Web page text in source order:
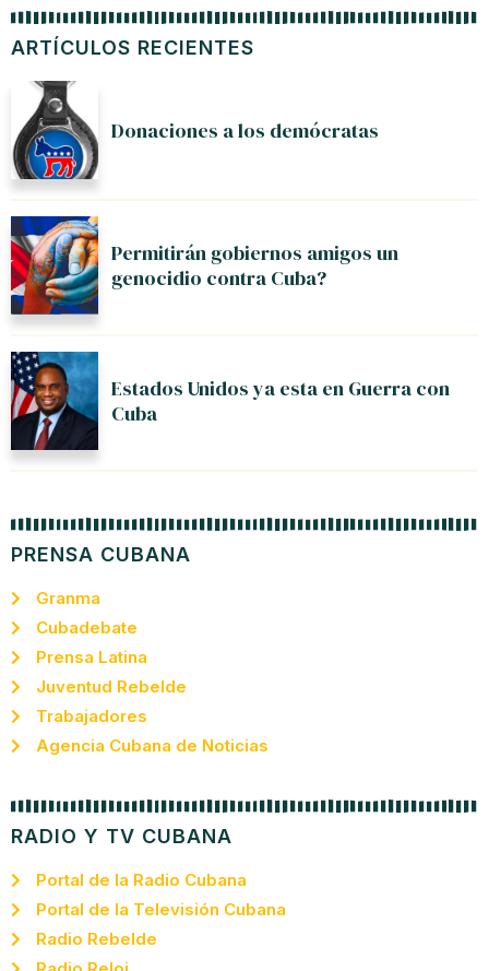
ARTÍCULOS RECIENTES
Donaciones a los demócratas
Permitirán gobiernos amigos un
genocidio contra Cuba?
Estados Unidos ya esta en Guerra con
Cuba
PRENSA CUBANA
Granma
Cubadebate
Prensa Latina
Juventud Rebelde
Trabajadores
Agencia Cubana de Noticias
RADIO Y TV CUBANA
Portal de la Radio Cubana
Portal de la Televisión Cubana
Radio Rebelde